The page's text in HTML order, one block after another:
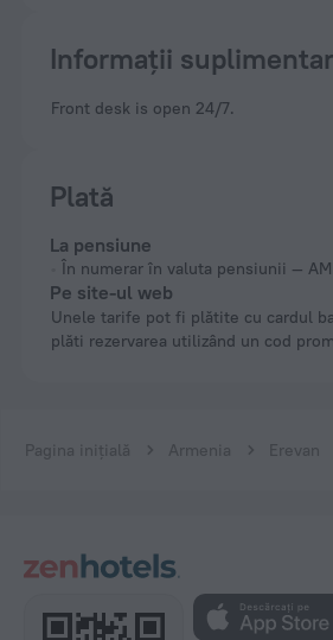
Informații
Front desk is open 24/7.
Plată
La pensiune
În numerar în valuta pensiunii —
Pe site-ul web
Unele tarife pot fi plătite cu cardul bancar când rezervați online. Puteți
plăti rezervarea utilizând un cod
Pagina inițială Armenia Erevan